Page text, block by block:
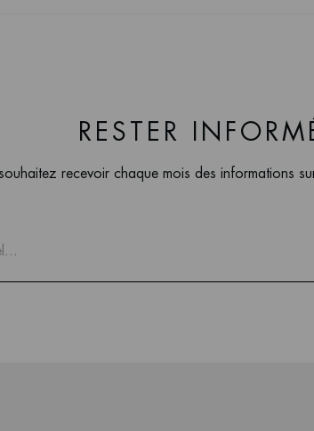
RESTER
recevoir chaque mois des informations